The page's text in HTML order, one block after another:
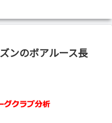
ンのボアルース長